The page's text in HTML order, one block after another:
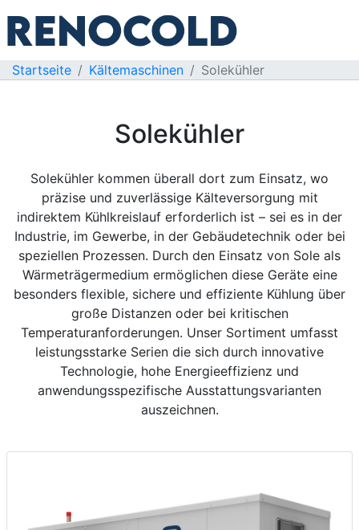
Startseite Kältemaschinen Solekühler
Solekühler
Solekühler kommen überall dort zum Einsatz, wo
präzise und zuverlässige Kälteversorgung mit
indirektem Kühlkreislauf erforderlich ist – sei es in der
Industrie, im Gewerbe, in der Gebäudetechnik oder bei
speziellen Prozessen. Durch den Einsatz von Sole als
Wärmeträgermedium ermöglichen diese Geräte eine
besonders flexible, sichere und effiziente Kühlung über
große Distanzen oder bei kritischen
Temperaturanforderungen. Unser Sortiment umfasst
leistungsstarke Serien die sich durch innovative
Technologie, hohe Energieeffizienz und
anwendungsspezifische Ausstattungsvarianten
auszeichnen.